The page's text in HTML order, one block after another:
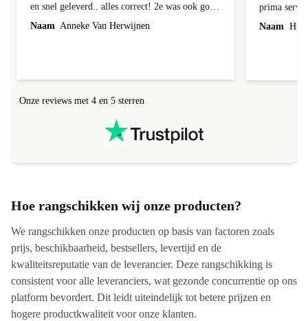
en snel geleverd.. alles correct! 2e was ook goed
geleverd en alles erbij, 1e week bij foto's liep er
een streep doorheen! Kon ik terug sturen nadat
Naam Anneke Van Herwijnen
prima
Naam Hub
Onze reviews met 4 en 5 sterren
Hoe rangschikken wij onze producten?
We rangschikken onze producten op basis van factoren zoals
prijs, beschikbaarheid, bestsellers, levertijd en de
kwaliteitsreputatie van de leverancier. Deze rangschikking is
consistent voor alle leveranciers, wat gezonde concurrentie op ons
platform bevordert. Dit leidt uiteindelijk tot betere prijzen en
hogere productkwaliteit voor onze klanten.